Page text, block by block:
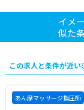
イメ
似た
この求人と条件が近い
あん摩マッサージ指圧師